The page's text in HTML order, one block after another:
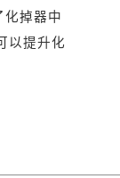
化掉器中
以提升化